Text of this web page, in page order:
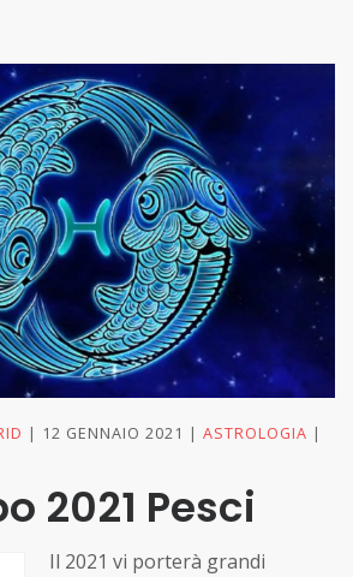
12 GENNAIO 2021
ASTROLOGIA
2021 Pesci
Il 2021 vi porterà grandi